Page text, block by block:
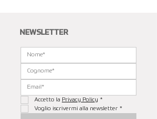
NEWSLETTER
Accetto la Privacy Policy *
Voglio iscrivermi alla newsletter *